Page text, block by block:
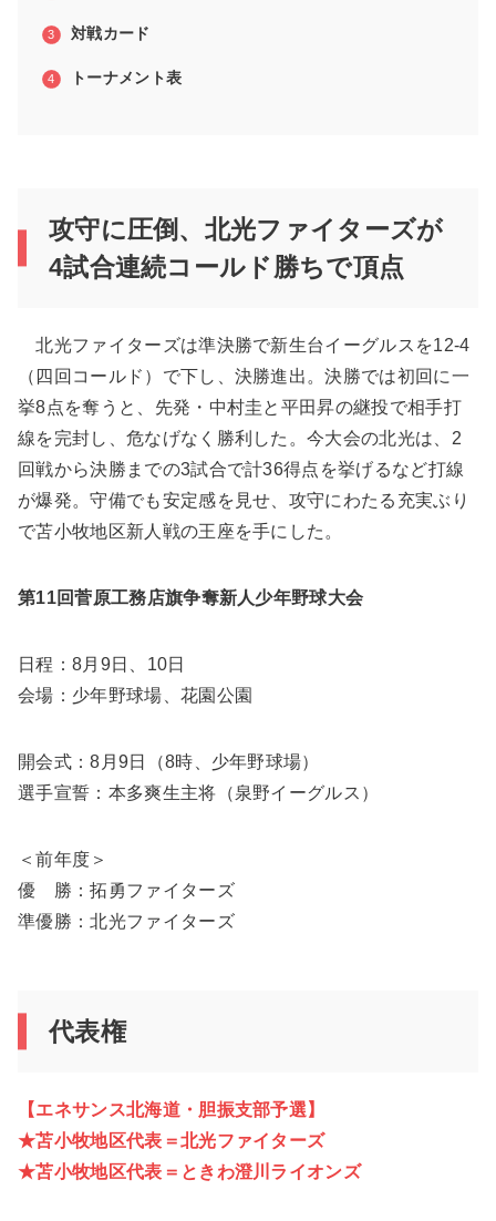
対戦カード
トーナメント表
攻守に圧倒、北光ファイターズが
4試合連続コールド勝ちで頂点
北光ファイターズは準決勝で新生台イーグルスを12-4
（四回コールド）で下し、決勝進出。決勝では初回に一
挙8点を奪うと、先発・中村圭と平田昇の継投で相手打
線を完封し、危なげなく勝利した。今大会の北光は、2
回戦から決勝までの3試合で計36得点を挙げるなど打線
が爆発。守備でも安定感を見せ、攻守にわたる充実ぶり
で苫小牧地区新人戦の王座を手にした。
第11回菅原工務店旗争奪新人少年野球大会
日程：8月9日、10日
会場：少年野球場、花園公園
開会式：8月9日（8時、少年野球場）
選手宣誓：本多爽生主将（泉野イーグルス）
＜前年度＞
優 勝：拓勇ファイターズ
準優勝：北光ファイターズ
代表権
【エネサンス北海道・胆振支部予選】
★苫小牧地区代表＝北光ファイターズ
★苫小牧地区代表＝ときわ澄川ライオンズ